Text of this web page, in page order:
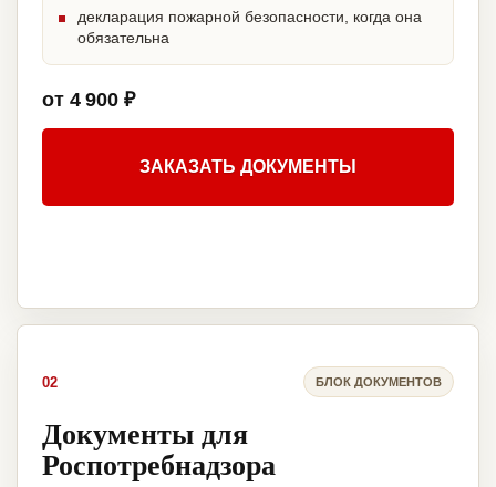
декларация пожарной безопасности, когда она
обязательна
от 4 900 ₽
ЗАКАЗАТЬ ДОКУМЕНТЫ
02 БЛОК ДОКУМЕНТОВ
Документы для
Роспотребнадзора